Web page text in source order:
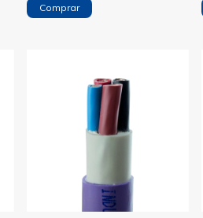
Comprar